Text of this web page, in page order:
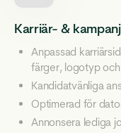
Karriär- &
Anpassad
färger, logotyp
Kandidatvänliga
Optimerad för
Annonsera lediga